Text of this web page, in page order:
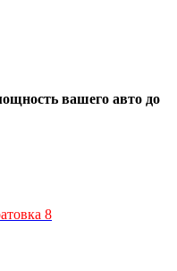
вашего авто до
8